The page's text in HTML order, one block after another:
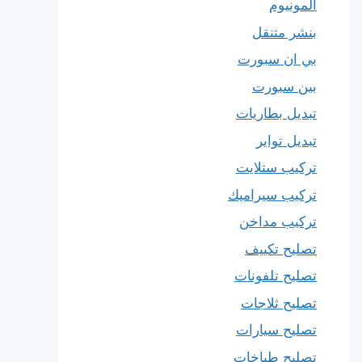
المونيوم
بنشر متنقل
بي ان سبورت
بين سبورت
تبديل بطاريات
تبديل تواير
تركيب ستلايت
تركيب سيراميك
تركيب مداخن
تصليح تكييف
تصليح تلفونات
تصليح ثلاجات
تصليح سيارات
تصليح طباخات